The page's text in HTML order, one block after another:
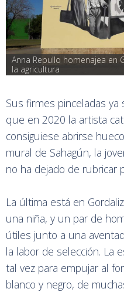
Anna Repullo homenajea en
la agricultura
Sus firmes pinceladas
que en 2020 la artista
consiguiese abrirse
mural de Sahagún, la
no ha dejado de rubricar
La última está en
una niña, y un par de
útiles junto a una
la labor de selección. La
tal vez para empujar al
blanco y negro, de